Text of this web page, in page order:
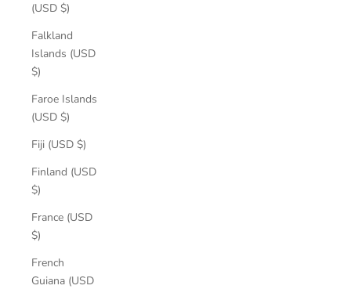
(USD $)
Falkland
Islands (USD
$)
Faroe Islands
(USD $)
Fiji (USD $)
Finland (USD
$)
France (USD
$)
French
Guiana (USD